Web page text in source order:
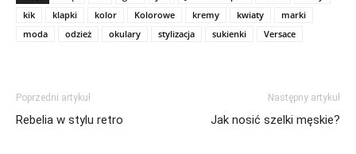
kik
klapki kolor Kolorowe kremy kwiaty
marki
moda
odzież okulary stylizacja sukienki Versace
Poprzedni artykuł
Rebelia w stylu retro
Następny artykuł
Jak nosić szelki męskie?